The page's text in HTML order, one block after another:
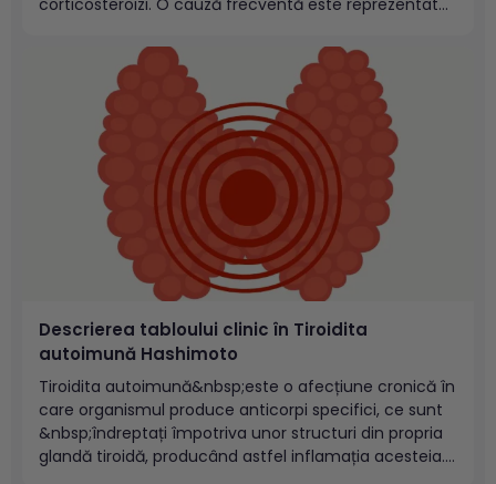
corticosteroizi. O cauză frecventă este reprezentată
acestor hormoni – corticoterapia - în cazul
tratamentului unor boli. Una dintre cauzele endogene
Descrierea tabloului clinic în Tiroidita
autoimună Hashimoto
Tiroidita autoimună&nbsp;este o afecțiune cronică în
care organismul produce anticorpi specifici, ce sunt
&nbsp;îndreptați împotriva unor structuri din propria
glandă tiroidă, producând astfel inflamația acesteia.